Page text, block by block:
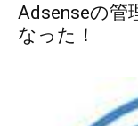
Adsenseの管
なった！